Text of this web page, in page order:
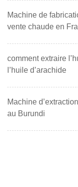
Machine de
vente chaude en
comment extraire
l’huile d’arachide
Machine
au Burundi